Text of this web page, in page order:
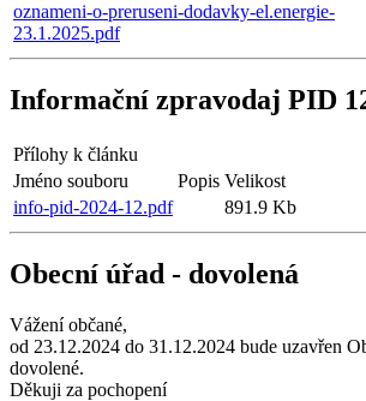
oznameni-o-preruseni-dodavky-el.energie-
23.1.2025.pdf
Informační zpravodaj PID
Přílohy k článku
Jméno souboru
Popis Velikost
info-pid-2024-12.pdf
891.9 Kb
Obecní úřad - dovolená
Vážení občané,
od 23.12.2024 do 31.12.2024 bude uzavřen
dovolené.
Děkuji za pochopení